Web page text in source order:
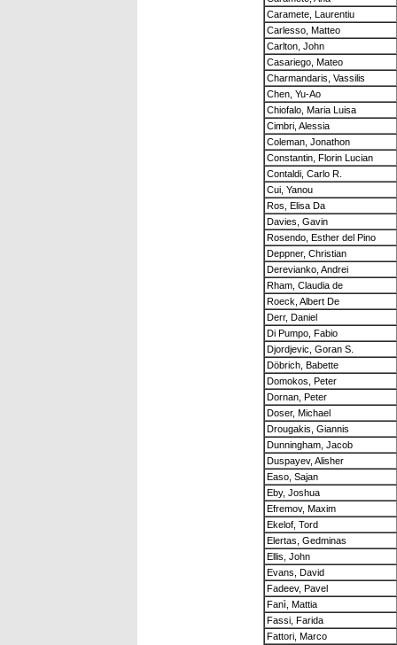
Caramete, Laurentiu
Carlesso, Matteo
Carlton, John
Casariego, Mateo
Charmandaris, Vassilis
Chen, Yu-Ao
Chiofalo, Maria Luisa
Cimbri, Alessia
Coleman, Jonathon
Constantin, Florin Lucian
Contaldi, Carlo R.
Cui, Yanou
Ros, Elisa Da
Davies, Gavin
Rosendo, Esther del Pino
Deppner, Christian
Derevianko, Andrei
Rham, Claudia de
Roeck, Albert De
Derr, Daniel
Di Pumpo, Fabio
Djordjevic, Goran S.
Döbrich, Babette
Domokos, Peter
Dornan, Peter
Doser, Michael
Drougakis, Giannis
Dunningham, Jacob
Duspayev, Alisher
Easo, Sajan
Eby, Joshua
Efremov, Maxim
Ekelof, Tord
Elertas, Gedminas
Ellis, John
Evans, David
Fadeev, Pavel
Fanì, Mattia
Fassi, Farida
Fattori, Marco